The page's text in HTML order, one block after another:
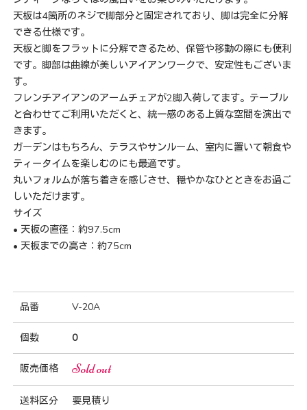
天板は4箇所のネジで脚部分と固定されており、脚は完全に分解
できる仕様です。
天板と脚をフラットに分解できるため、保管や移動の際にも便利
です。脚部は曲線が美しいアイアンワークで、安定性もございま
す。
フレンチアイアンのアームチェアが2脚入荷してます。テーブル
と合わせてご利用いただくと、統一感のある上質な空間を演出で
きます。
ガーデンはもちろん、テラスやサンルーム、室内に置いて朝食や
ティータイムを楽しむのにも最適です。
丸いフォルムが落ち着きを感じさせ、穏やかなひとときをお過ご
しいただけます。
サイズ
• 天板の直径：約97.5cm
• 天板までの高さ：約75cm
品番 V-20A
個数 0
販売価格 Sold out
送料区分 要見積り